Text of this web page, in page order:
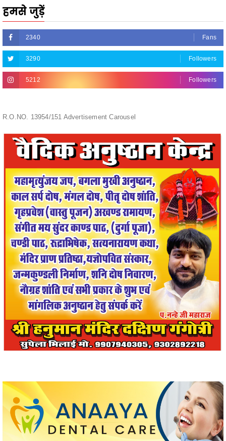
हमसे जुड़ें
2340 Fans
3290 Followers
5212 Followers
R.O.NO. 13954/151 Advertisement Carousel